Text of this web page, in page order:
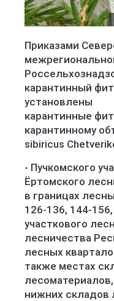
Приказами
карантинный
установлены
карантинные
карантинному
sibiricus
- Пучкомского
Ёртомского
в границах
126-136, 144-
участкового
лесничества
лесных
также местах
нижних